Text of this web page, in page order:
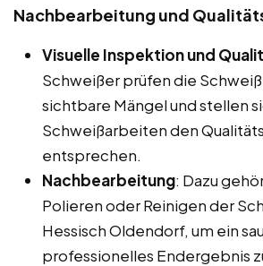
Nachbearbeitung und
Visuelle Inspektion und
Schweißer prüfen die
sichtbare Mängel und stellen
Schweißarbeiten den
entsprechen.
Nachbearbeitung: Dazu
Polieren oder Reinigen der
Hessisch Oldendorf, um ein
professionelles Endergebnis